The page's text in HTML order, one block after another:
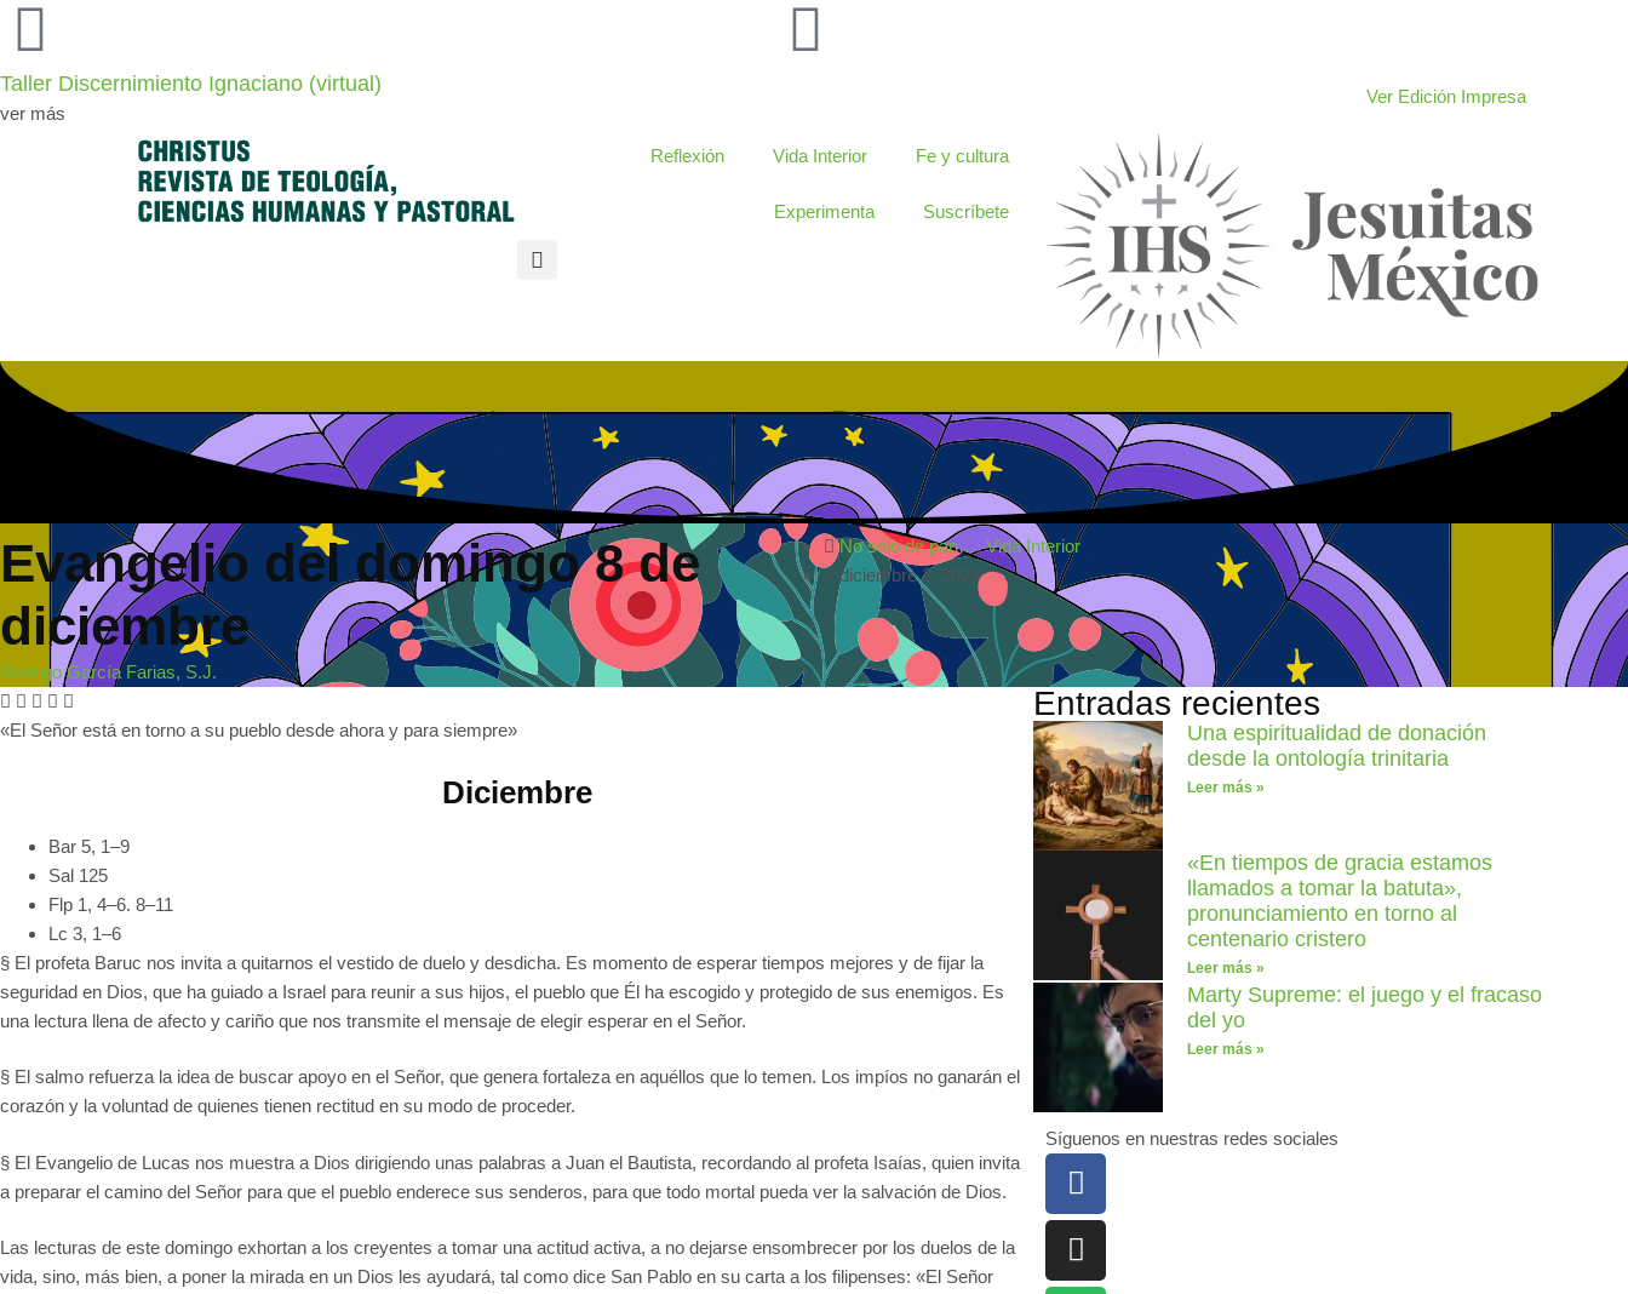
Taller Discernimiento Ignaciano (virtual)
ver más
Ver Edición Impresa
Reflexión Vida Interior Fe y cultura
Experimenta Suscríbete
Evangelio del domingo 8 de
diciembre
Rodrigo García Farias, S.J.
No sólo de pan…,Vida Interior
diciembre 2, 2024
«El Señor está en torno a su pueblo desde ahora y para siempre»
Diciembre
Bar 5, 1–9
Sal 125
Flp 1, 4–6. 8–11
Lc 3, 1–6
§ El profeta Baruc nos invita a quitarnos el vestido de duelo y desdicha. Es momento de esperar tiempos mejores y de fijar la
seguridad en Dios, que ha guiado a Israel para reunir a sus hijos, el pueblo que Él ha escogido y protegido de sus enemigos. Es
una lectura llena de afecto y cariño que nos transmite el mensaje de elegir esperar en el Señor.
§ El salmo refuerza la idea de buscar apoyo en el Señor, que genera fortaleza en aquéllos que lo temen. Los impíos no ganarán el
corazón y la voluntad de quienes tienen rectitud en su modo de proceder.
§ El Evangelio de Lucas nos muestra a Dios dirigiendo unas palabras a Juan el Bautista, recordando al profeta Isaías, quien invita
a preparar el camino del Señor para que el pueblo enderece sus senderos, para que todo mortal pueda ver la salvación de Dios.
Las lecturas de este domingo exhortan a los creyentes a tomar una actitud activa, a no dejarse ensombrecer por los duelos de la
vida, sino, más bien, a poner la mirada en un Dios les ayudará, tal como dice San Pablo en su carta a los filipenses: «El Señor
Entradas recientes
Una espiritualidad de donación
desde la ontología trinitaria
Leer más »
«En tiempos de gracia estamos
llamados a tomar la batuta»,
pronunciamiento en torno al
centenario cristero
Leer más »
Marty Supreme: el juego y el fracaso
del yo
Leer más »
Síguenos en nuestras redes sociales